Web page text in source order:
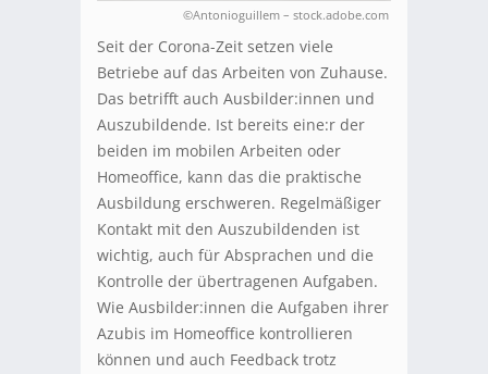
©Antonioguillem – stock.adobe.com
Seit der Corona-Zeit setzen viele
Betriebe auf das Arbeiten von Zuhause.
Das betrifft auch Ausbilder:innen und
Auszubildende. Ist bereits eine:r der
beiden im mobilen Arbeiten oder
Homeoffice, kann das die praktische
Ausbildung erschweren. Regelmäßiger
Kontakt mit den Auszubildenden ist
wichtig, auch für Absprachen und die
Kontrolle der übertragenen Aufgaben.
Wie Ausbilder:innen die Aufgaben ihrer
Azubis im Homeoffice kontrollieren
können und auch Feedback trotz